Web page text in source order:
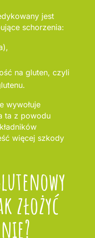
jest
schorzenia:
na gluten, czyli
wywołuje
ta z powodu
więcej szkody
złożyć